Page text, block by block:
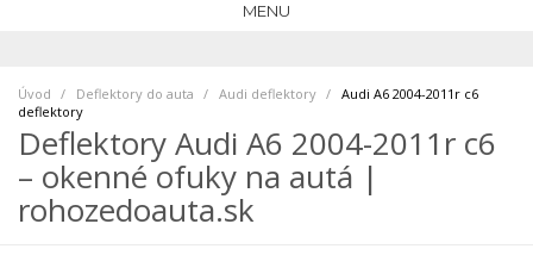
MENU
Úvod Deflektory do auta Audi deflektory
Audi A6 2004-2011r c6
deflektory
Deflektory Audi A6 2004-2011r c6
– okenné ofuky na autá |
rohozedoauta.sk